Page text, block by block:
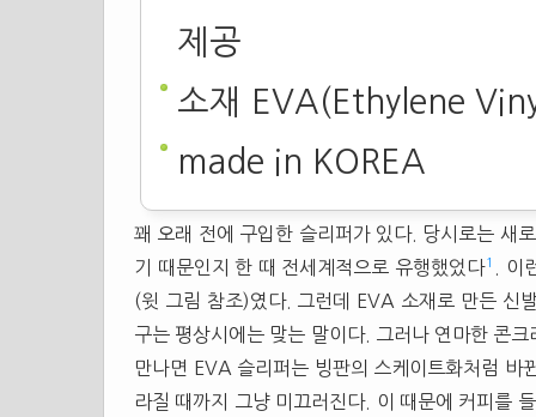
제공
소재
EVA(Ethylene
made in KOREA
꽤 오래 전에 구입한 슬리퍼 가 있다. 당시로는 새
기 때문인지 한 때 전세계적으로 유행했었다1
. 이
(윗 그림 참조)였다. 그런데
EVA 소재로 만든 신
구는 평상시에는 맞는 말이다. 그러나 연마한 콘
만나면
EVA 슬리퍼 는 빙판의 스케이트화처럼 바
라질 때까지 그냥 미끄러진다. 이 때문에 커피를